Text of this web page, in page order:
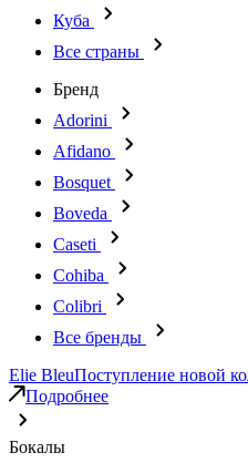
Куба
Все страны
Бренд
Adorini
Afidano
Bosquet
Boveda
Caseti
Cohiba
Colibri
Все бренды
Elie BleuПоступление новой
Подробнее
Бокалы